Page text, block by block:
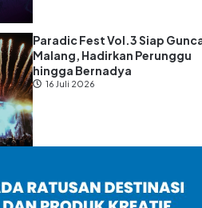
Paradic Fest Vol.3 Siap
Malang, Hadirkan Perunggu
hingga Bernadya
16 Juli 2026